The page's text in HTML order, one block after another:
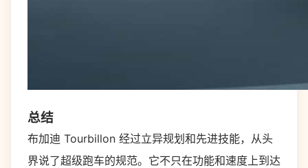
总结
布加迪 Tourbillon 经过立异规划和先进技能，从头
界说了超级跑车的规范。它不只在功能和速度上到达